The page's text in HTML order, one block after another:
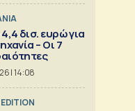
δισ. ευρώ για
– Οι 7
| 14:08